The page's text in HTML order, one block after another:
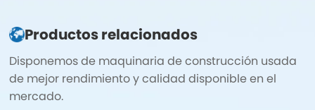
Productos relacionados
Disponemos de maquinaria de construcción usada
de mejor rendimiento y calidad disponible en el
mercado.